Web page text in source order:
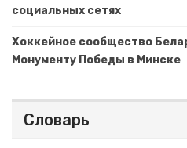
социальных сетях
Хоккейное сообщество
Монументу Победы в Минске
Словарь